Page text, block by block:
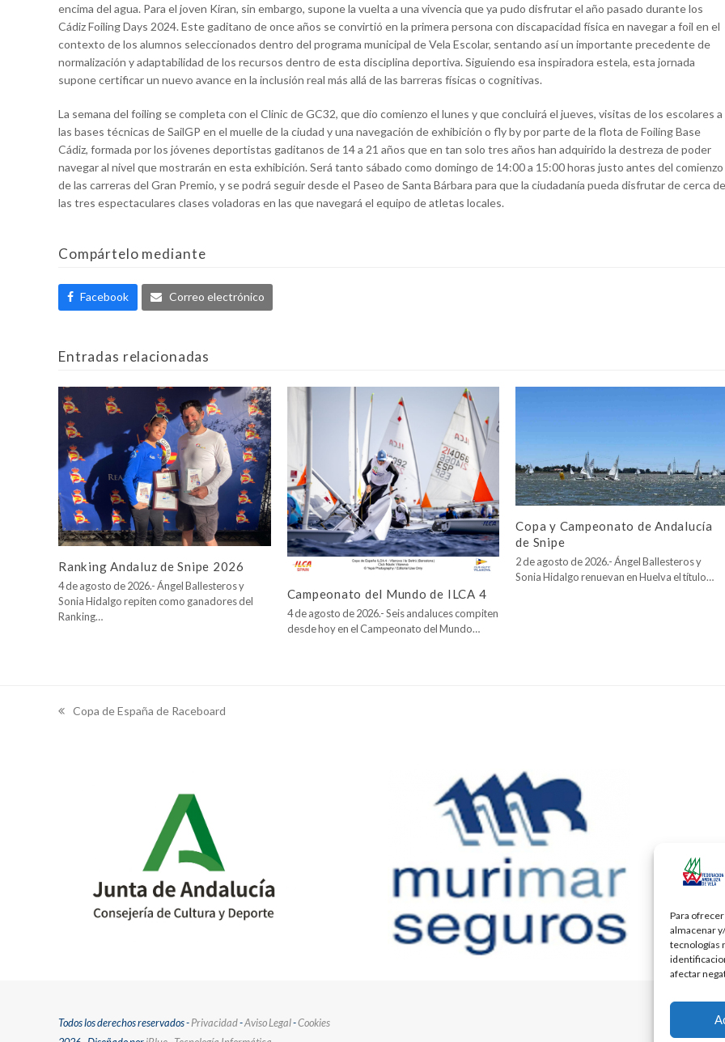
Para
almacenar
tecnologías
afectar
encima del agua. Para el joven Kiran, sin embargo, supone la vuelta a una vivencia que ya pudo disfrutar el año pasado durante los
Cádiz Foiling Days 2024. Este gaditano de once años se convirtió en la primera persona con discapacidad física en navegar a foil en el
contexto de los alumnos seleccionados dentro del programa municipal de Vela Escolar, sentando así un importante precedente de
normalización y adaptabilidad de los recursos dentro de esta disciplina deportiva. Siguiendo esa inspiradora estela, esta jornada
supone certificar un nuevo avance en la inclusión real más allá de las barreras físicas o cognitivas.
La semana del foiling se completa con el Clinic de GC32, que dio comienzo el lunes y que concluirá el jueves, visitas de los escolares a
las bases técnicas de SailGP en el muelle de la ciudad y una navegación de exhibición o fly by por parte de la flota de Foiling Base
Cádiz, formada por los jóvenes deportistas gaditanos de 14 a 21 años que en tan solo tres años han adquirido la destreza de poder
navegar al nivel que mostrarán en esta exhibición. Será tanto sábado como domingo de 14:00 a 15:00 horas justo antes del comienzo
de las carreras del Gran Premio, y se podrá seguir desde el Paseo de Santa Bárbara para que la ciudadanía pueda disfrutar de cerca de
las tres espectaculares clases voladoras en las que navegará el equipo de atletas locales.
Compártelo mediante
Facebook Correo electrónico
Entradas relacionadas
Ranking Andaluz de Snipe 2026
4 de agosto de 2026.- Ángel Ballesteros y
Sonia Hidalgo repiten como ganadores del
Ranking…
Campeonato del Mundo de ILCA 4
4 de agosto de 2026.- Seis andaluces compiten
desde hoy en el Campeonato del Mundo…
Copa y Campeonato de Andalucía
de Snipe
2 de agosto de 2026.- Ángel Ballesteros y
Sonia Hidalgo renuevan en Huelva el título…
previous
Copa de España de Raceboard
Todos los derechos reservados -Privacidad-Aviso Legal-Cookies